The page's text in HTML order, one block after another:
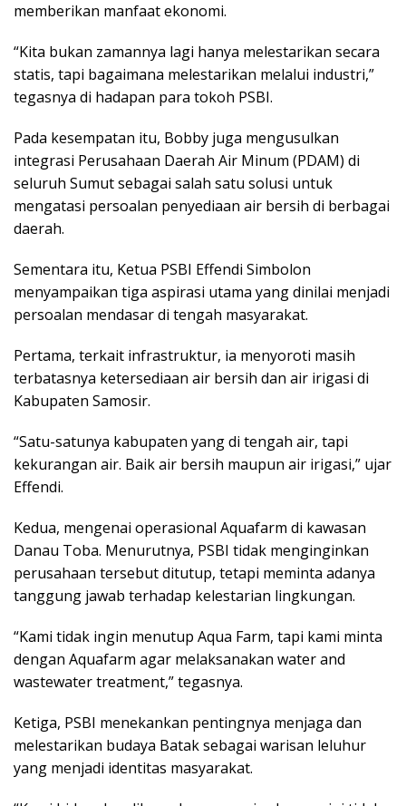
memberikan manfaat ekonomi.
“Kita bukan zamannya lagi hanya melestarikan secara
statis, tapi bagaimana melestarikan melalui industri,”
tegasnya di hadapan para tokoh PSBI.
Pada kesempatan itu, Bobby juga mengusulkan
integrasi Perusahaan Daerah Air Minum (PDAM) di
seluruh Sumut sebagai salah satu solusi untuk
mengatasi persoalan penyediaan air bersih di berbagai
daerah.
Sementara itu, Ketua PSBI Effendi Simbolon
menyampaikan tiga aspirasi utama yang dinilai menjadi
persoalan mendasar di tengah masyarakat.
Pertama, terkait infrastruktur, ia menyoroti masih
terbatasnya ketersediaan air bersih dan air irigasi di
Kabupaten Samosir.
“Satu-satunya kabupaten yang di tengah air, tapi
kekurangan air. Baik air bersih maupun air irigasi,” ujar
Effendi.
Kedua, mengenai operasional Aquafarm di kawasan
Danau Toba. Menurutnya, PSBI tidak menginginkan
perusahaan tersebut ditutup, tetapi meminta adanya
tanggung jawab terhadap kelestarian lingkungan.
“Kami tidak ingin menutup Aqua Farm, tapi kami minta
dengan Aquafarm agar melaksanakan water and
wastewater treatment,” tegasnya.
Ketiga, PSBI menekankan pentingnya menjaga dan
melestarikan budaya Batak sebagai warisan leluhur
yang menjadi identitas masyarakat.